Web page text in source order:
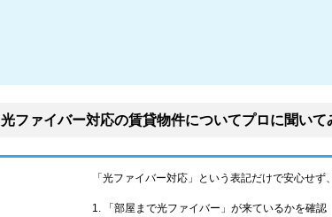
光ファイバー対応の賃貸物件についてプロに聞いて
「光ファイバー対応」という表記だけで安心せ
1. 「部屋まで光ファイバー」が来ているかを確認